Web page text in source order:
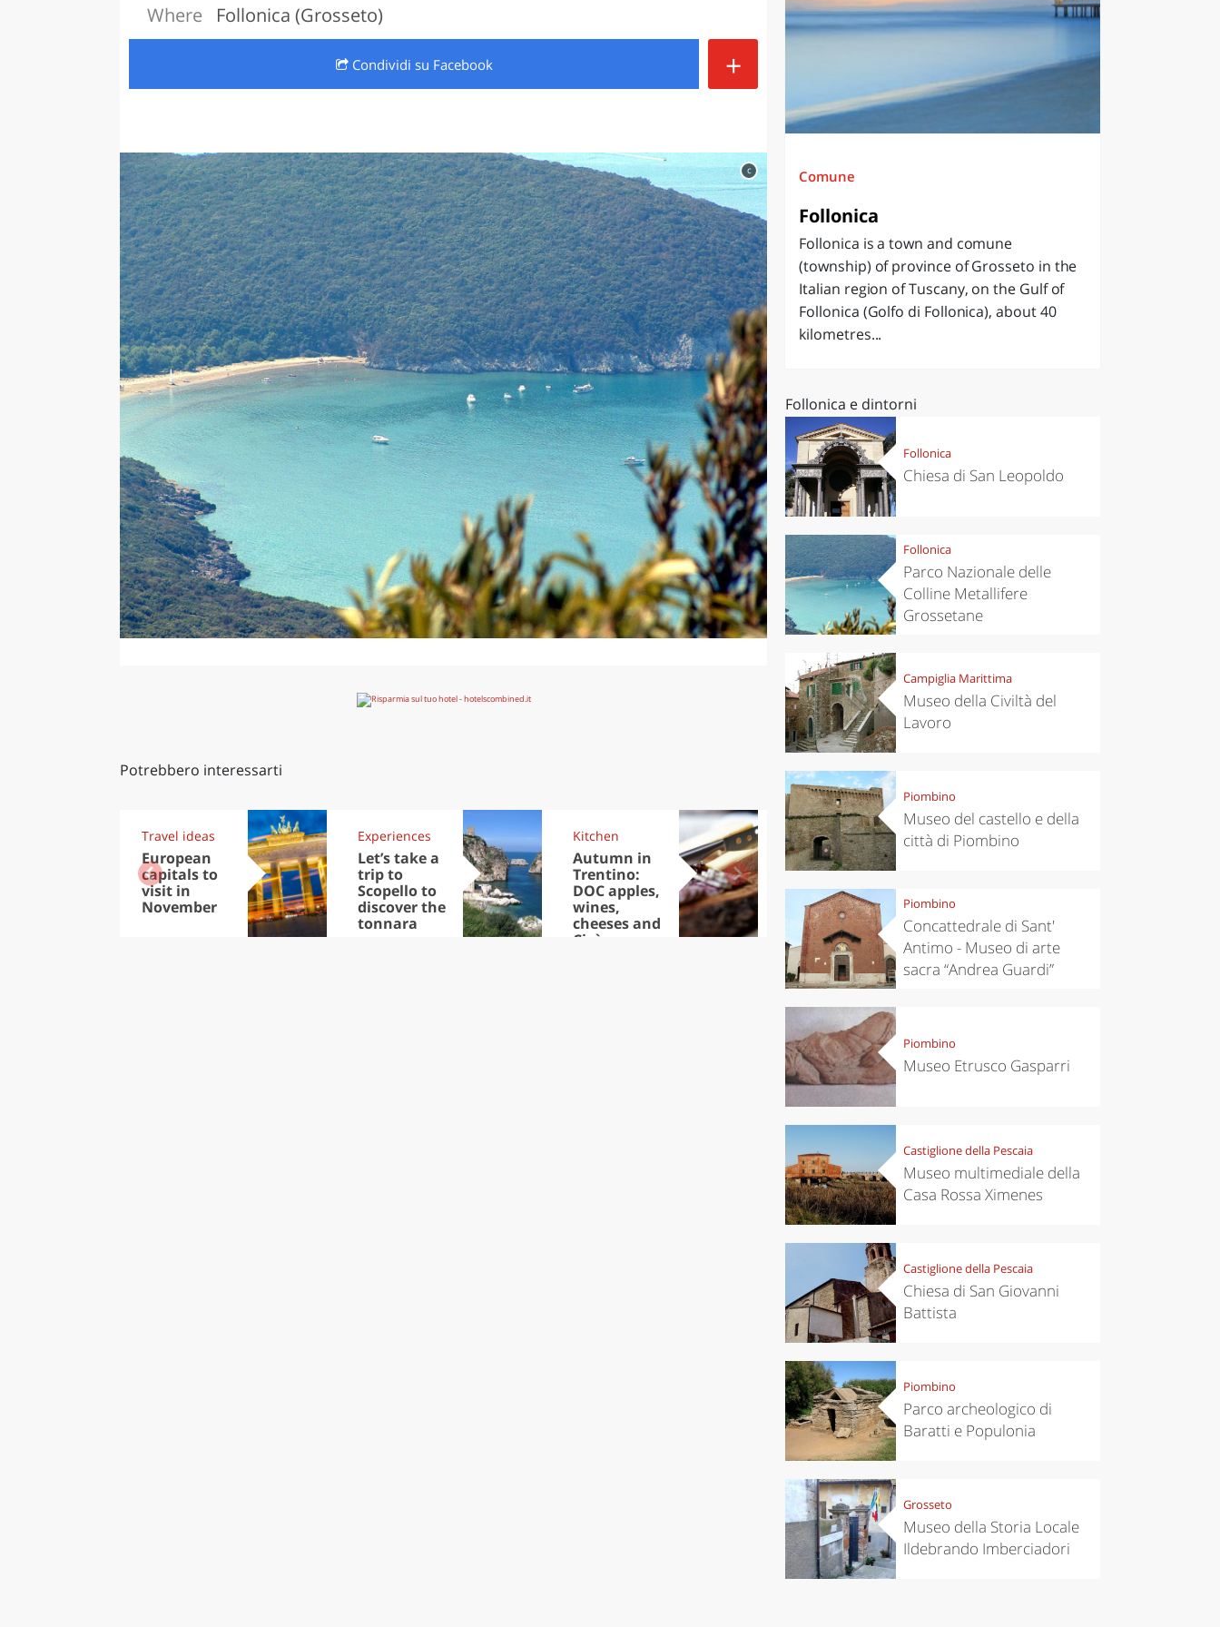
LAZIO
Where Follonica (Grosseto)
Condividi su Facebook +
c
Potrebbero interessarti
Travel ideas
European
capitals to
visit in
November
Experiences
Let’s take a
trip to
Scopello to
discover the
tonnara
Kitchen
Autumn in
Trentino:
DOC apples,
wines,
cheeses and
Ciuìga
Kitchen
Sibari's Rice
the best rice
in Italy
Travel ideas
itinerary
Comune
Follonica
Follonica is a town and comune
(township) of province of Grosseto in the
Italian region of Tuscany, on the Gulf of
Follonica (Golfo di Follonica), about 40
kilometres...
Follonica e dintorni
Follonica
Chiesa di San Leopoldo
Follonica
Parco Nazionale delle
Colline Metallifere
Grossetane
Campiglia Marittima
Museo della Civiltà del
Lavoro
Piombino
Museo del castello e della
città di Piombino
Piombino
Concattedrale di Sant'
Antimo - Museo di arte
sacra “Andrea Guardi”
Piombino
Museo Etrusco Gasparri
Castiglione della Pescaia
Museo multimediale della
Casa Rossa Ximenes
Castiglione della Pescaia
Chiesa di San Giovanni
Battista
Piombino
Parco archeologico di
Baratti e Populonia
Grosseto
Museo della Storia Locale
Ildebrando Imberciadori